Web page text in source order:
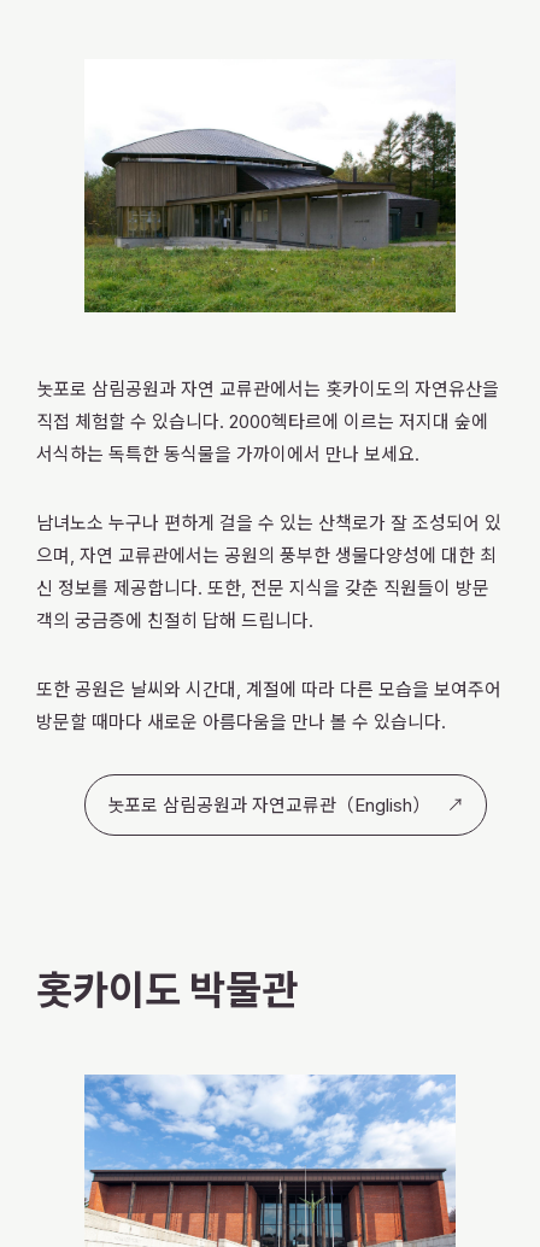
놋포로 삼림공원과 자연 교류관에서는 홋카이도의 자연유산을
직접 체험할 수 있습니다. 2000헥타르에 이르는 저지대 숲에
서식하는 독특한 동식물을 가까이에서 만나 보세요.
남녀노소 누구나 편하게 걸을 수 있는 산책로가 잘 조성되어 있
으며, 자연 교류관에서는 공원의 풍부한 생물다양성에 대한 최
신 정보를 제공합니다. 또한, 전문 지식을 갖춘 직원들이 방문
객의 궁금증에 친절히 답해 드립니다.
또한 공원은 날씨와 시간대, 계절에 따라 다른 모습을 보여주어
방문할 때마다 새로운 아름다움을 만나 볼 수 있습니다.
놋포로 삼림공원과 자연교류관（English）
홋카이도 박물관